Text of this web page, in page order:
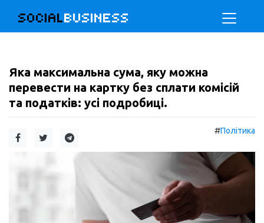
SOCIALBUSINESS
Яка максимальна сума, яку можна
перевести на картку без сплати комісій
та податків: усі подробиці.
#Політика